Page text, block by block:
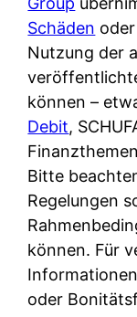
e
r
e
n
r
u
s
s
i
s
h
e
s
i
s
t
w
i
r
k
l
i
c
h
d
e
r
S
c
h
u
t
z
d
e
r
F
Schäden
Nutzung der
können –
Debit,
Bitte
Regelungen
können. Für
oder